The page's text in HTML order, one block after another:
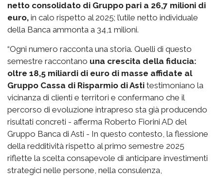
netto consolidato di Gruppo pari a 26,7 milioni di
euro, in calo rispetto al 2025; l’utile netto individuale
della Banca ammonta a 34,1 milioni.
“Ogni numero racconta una storia. Quelli di questo
semestre raccontano una crescita della fiducia:
oltre 18,5 miliardi di euro di masse affidate al
Gruppo Cassa di Risparmio di Asti testimoniano la
vicinanza di clienti e territori e confermano che il
percorso di evoluzione intrapreso sta già producendo
risultati concreti - afferma Roberto Fiorini AD del
Gruppo Banca di Asti - In questo contesto, la flessione
della redditività rispetto al primo semestre 2025
riflette la scelta consapevole di anticipare investimenti
strategici nelle persone, nella consulenza,